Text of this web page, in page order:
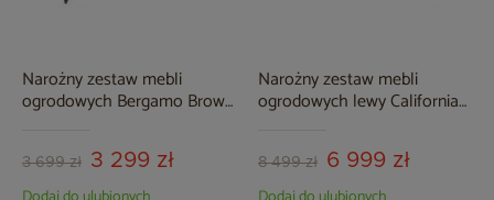
Narożny zestaw mebli
ogrodowych Bergamo Brown
3 699 zł 3 299 zł
Narożny zestaw mebli
ogrodowych lewy California
8 499 zł 6 999 zł